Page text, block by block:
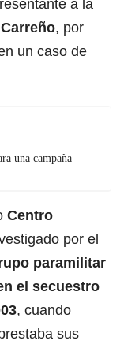
a la
, por
un caso de
una campaña
Centro
por el
paramilitar
el secuestro
, cuando
sus